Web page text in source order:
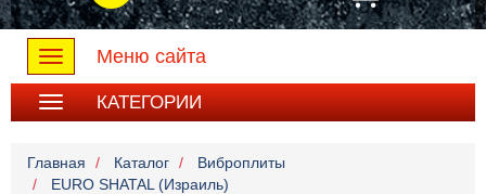
Toggle
navigation
Меню сайта
КАТЕГОРИИ
Главная Каталог
Виброплиты
EURO SHATAL (Израиль)